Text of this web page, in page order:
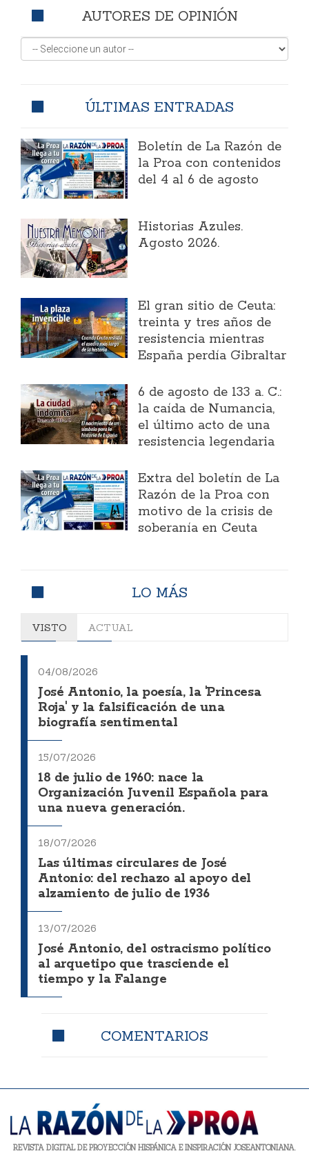
AUTORES DE OPINIÓN
ÚLTIMAS ENTRADAS
Boletín de La Razón de
la Proa con contenidos
del 4 al 6 de agosto
Historias Azules.
Agosto 2026.
El gran sitio de Ceuta:
treinta y tres años de
resistencia mientras
España perdía Gibraltar
6 de agosto de 133 a. C.:
la caída de Numancia,
el último acto de una
resistencia legendaria
Extra del boletín de La
Razón de la Proa con
motivo de la crisis de
soberanía en Ceuta
LO MÁS
VISTO ACTUAL
04/08/2026
José Antonio, la poesía, la 'Princesa
Roja' y la falsificación de una
biografía sentimental
15/07/2026
18 de julio de 1960: nace la
Organización Juvenil Española para
una nueva generación.
18/07/2026
Las últimas circulares de José
Antonio: del rechazo al apoyo del
alzamiento de julio de 1936
13/07/2026
José Antonio, del ostracismo político
al arquetipo que trasciende el
tiempo y la Falange
COMENTARIOS
REVISTA DIGITAL DE PROYECCIÓN HISPÁNICA E INSPIRACIÓN JOSEANTONIANA.